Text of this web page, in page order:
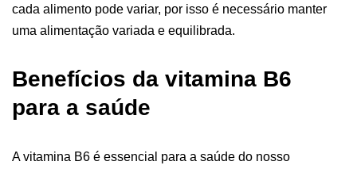
cada alimento pode variar, por isso é necessário manter
uma alimentação variada e equilibrada.
Benefícios da vitamina B6
para a saúde
A vitamina B6 é essencial para a saúde do nosso